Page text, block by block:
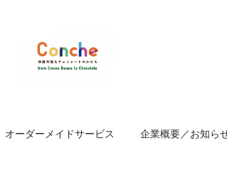
オーダーメイドサービス 企業概要／お知ら